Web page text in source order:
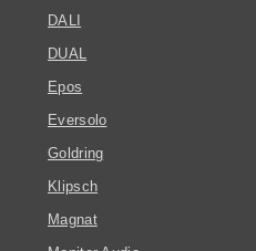
DALI
DUAL
Epos
Eversolo
Goldring
Klipsch
Magnat